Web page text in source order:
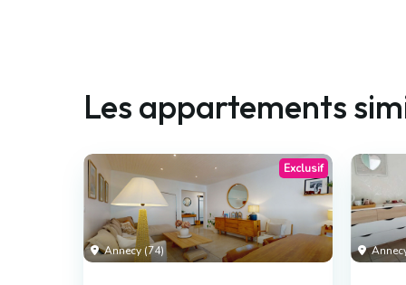
Les appartements
Annecy (74)
Exclusif